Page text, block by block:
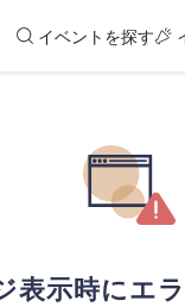
イベントを探す
表示時にエ